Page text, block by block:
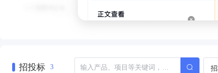
招投标 3